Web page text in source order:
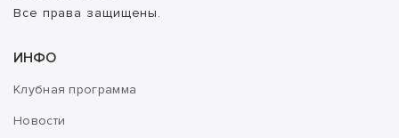
Все права защищены.
ИНФО
Клубная программа
Новости